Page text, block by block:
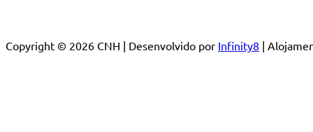
Copyright © 2026 CNH | Desenvolvido por Infinity8 |